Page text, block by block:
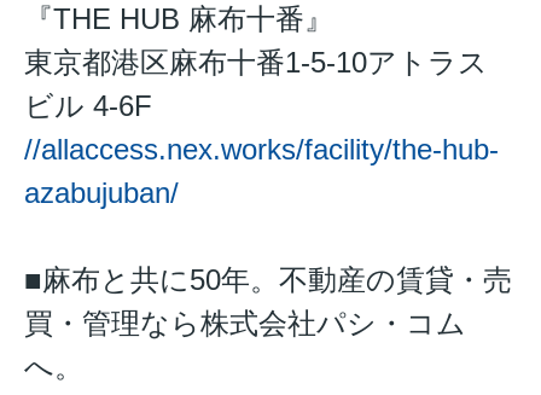
『THE HUB 麻布十番』
東京都港区麻布十番1-5-10アトラス
ビル 4-6F
//allaccess.nex.works/facility/the-hub-
azabujuban/
■麻布と共に50年。不動産の賃貸・売
買・管理なら株式会社パシ・コム
へ。